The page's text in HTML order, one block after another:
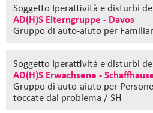
Soggetto Iperattività e disturbi
AD(H)S Elterngruppe - Davos
Gruppo di auto-aiuto per
Soggetto Iperattività e disturbi
AD(H)S Erwachsene -
Gruppo di auto-aiuto per
toccate dal problema / SH